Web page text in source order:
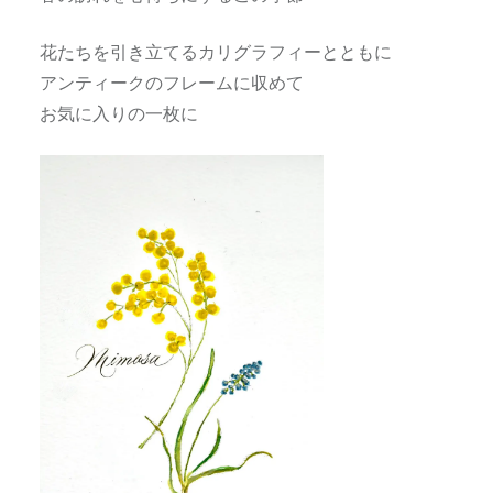
花たちを引き立てるカリグラフィーとともに
アンティークのフレームに収めて
お気に入りの一枚に